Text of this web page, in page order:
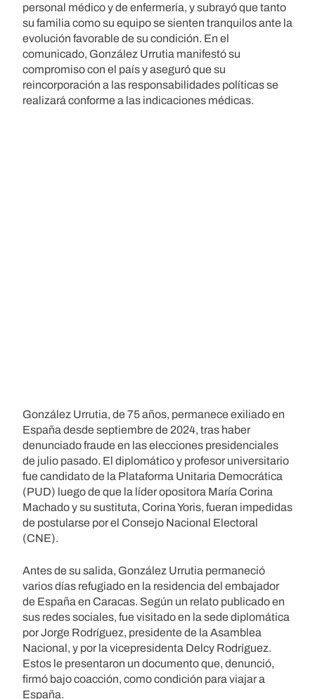
personal médico y de enfermería, y subrayó que tanto
su familia como su equipo se sienten tranquilos ante la
evolución favorable de su condición. En el
comunicado, González Urrutia manifestó su
compromiso con el país y aseguró que su
reincorporación a las responsabilidades políticas se
realizará conforme a las indicaciones médicas.
González Urrutia, de 75 años, permanece exiliado en
España desde septiembre de 2024, tras haber
denunciado fraude en las elecciones presidenciales
de julio pasado. El diplomático y profesor universitario
fue candidato de la Plataforma Unitaria Democrática
(PUD) luego de que la líder opositora María Corina
Machado y su sustituta, Corina Yoris, fueran impedidas
de postularse por el Consejo Nacional Electoral
(CNE).
Antes de su salida, González Urrutia permaneció
varios días refugiado en la residencia del embajador
de España en Caracas. Según un relato publicado en
sus redes sociales, fue visitado en la sede diplomática
por Jorge Rodríguez, presidente de la Asamblea
Nacional, y por la vicepresidenta Delcy Rodríguez.
Estos le presentaron un documento que, denunció,
firmó bajo coacción, como condición para viajar a
España.